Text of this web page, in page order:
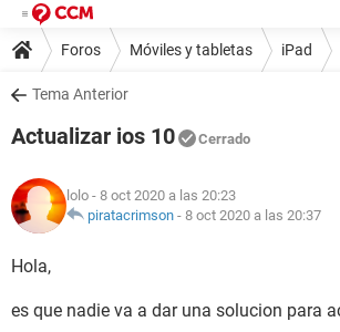
Foros Móviles y tabletas iPad
Tema Anterior
Actualizar ios 10 Cerrado
lolo - 8 oct 2020 a las 20:23
piratacrimson - 8 oct 2020 a las 20:37
Hola,
es que nadie va a dar una solucion para